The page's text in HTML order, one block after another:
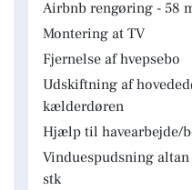
Airbnb rengøring - 58
Montering at TV
Fjernelse af hvepsebo
Udskiftning af
kælderdøren
Hjælp til havearbejde/
Vinduespudsning
stk